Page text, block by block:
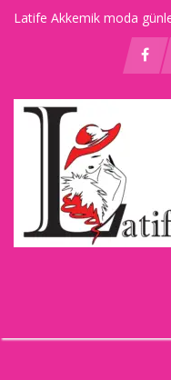
Latife Akkemik moda